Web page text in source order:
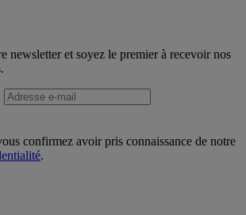
newsletter et soyez le premier à recevoir nos
confirmez avoir pris connaissance de notre
.